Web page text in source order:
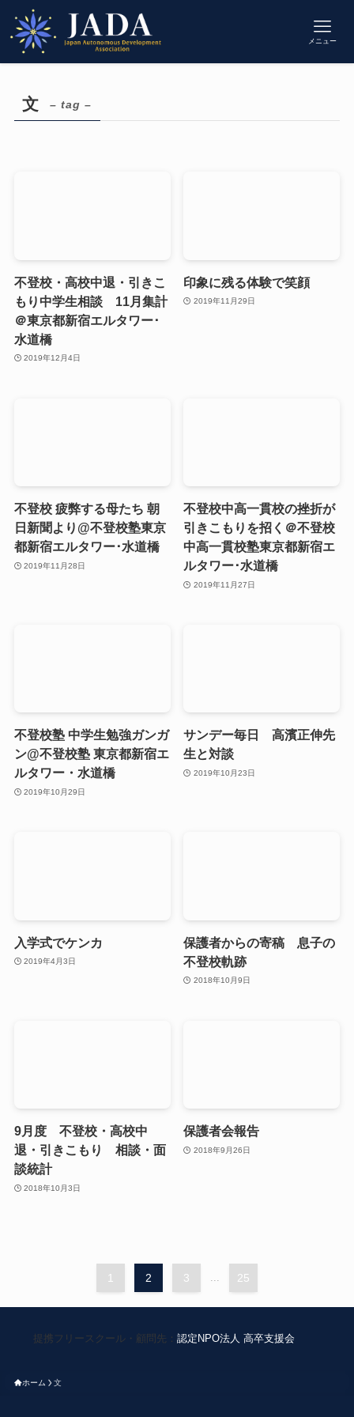
メニュー
文 – tag –
不登校・高校中退・引きこ
もり中学生相談 11月集計
＠東京都新宿エルタワー･
水道橋
2019年12月4日
印象に残る体験で笑顔
2019年11月29日
不登校 疲弊する母たち 朝
日新聞より@不登校塾東京
都新宿エルタワー･水道橋
2019年11月28日
不登校中高一貫校の挫折が
引きこもりを招く＠不登校
中高一貫校塾東京都新宿エ
ルタワー･水道橋
2019年11月27日
不登校塾 中学生勉強ガンガ
ン@不登校塾 東京都新宿エ
ルタワー・水道橋
2019年10月29日
サンデー毎日 高濱正伸先
生と対談
2019年10月23日
入学式でケンカ
2019年4月3日
保護者からの寄稿 息子の
不登校軌跡
2018年10月9日
9月度 不登校・高校中
退・引きこもり 相談・面
談統計
2018年10月3日
保護者会報告
2018年9月26日
1 2 3 25
提携フリースクール・顧問先： 認定NPO法人 高卒支援会
ホーム 文